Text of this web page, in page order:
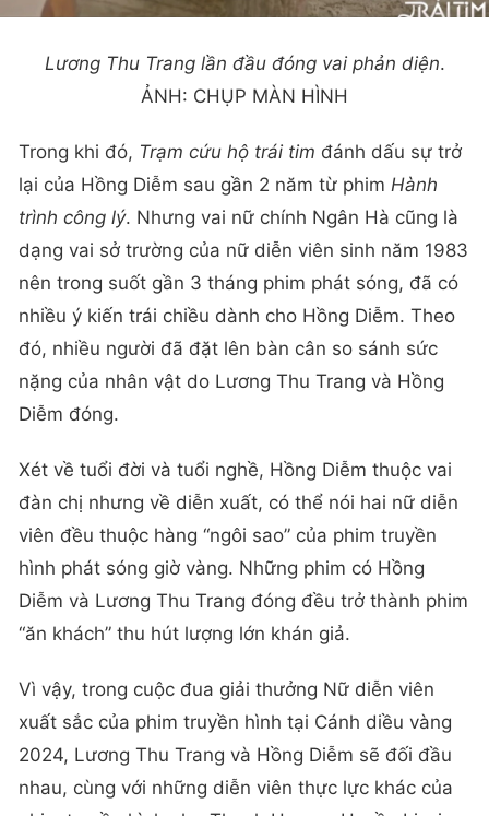
Lương Thu Trang lần đầu đóng vai phản diện.
ẢNH: CHỤP MÀN HÌNH
Trong khi đó, Trạm cứu hộ trái tim đánh dấu sự trở
lại của Hồng Diễm sau gần 2 năm từ phim Hành
trình công lý. Nhưng vai nữ chính Ngân Hà cũng là
dạng vai sở trường của nữ diễn viên sinh năm 1983
nên trong suốt gần 3 tháng phim phát sóng, đã có
nhiều ý kiến trái chiều dành cho Hồng Diễm. Theo
đó, nhiều người đã đặt lên bàn cân so sánh sức
nặng của nhân vật do Lương Thu Trang và Hồng
Diễm đóng.
Xét về tuổi đời và tuổi nghề, Hồng Diễm thuộc vai
đàn chị nhưng về diễn xuất, có thể nói hai nữ diễn
viên đều thuộc hàng “ngôi sao” của phim truyền
hình phát sóng giờ vàng. Những phim có Hồng
Diễm và Lương Thu Trang đóng đều trở thành phim
“ăn khách” thu hút lượng lớn khán giả.
Vì vậy, trong cuộc đua giải thưởng Nữ diễn viên
xuất sắc của phim truyền hình tại Cánh diều vàng
2024, Lương Thu Trang và Hồng Diễm sẽ đối đầu
nhau, cùng với những diễn viên thực lực khác của